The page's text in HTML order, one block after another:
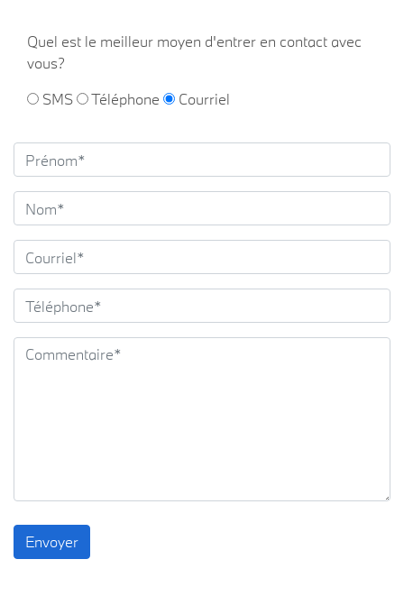
Quel est le meilleur moyen d'entrer en contact avec
vous?
SMS
Téléphone Courriel
Envoyer